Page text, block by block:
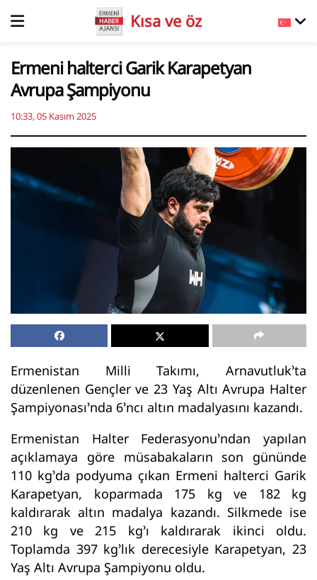
Kısa ve öz
Ermeni halterci Garik Karapetyan
Avrupa Şampiyonu
10:33, 05 Kasım 2025
Ermenistan Milli Takımı, Arnavutluk’ta
düzenlenen Gençler ve 23 Yaş Altı Avrupa Halter
Şampiyonası’nda 6’ncı altın madalyasını kazandı.
Ermenistan Halter Federasyonu’ndan yapılan
açıklamaya göre müsabakaların son gününde
110 kg’da podyuma çıkan Ermeni halterci Garik
Karapetyan, koparmada 175 kg ve 182 kg
kaldırarak altın madalya kazandı. Silkmede ise
210 kg ve 215 kg’ı kaldırarak ikinci oldu.
Toplamda 397 kg’lık derecesiyle Karapetyan, 23
Yaş Altı Avrupa Şampiyonu oldu.